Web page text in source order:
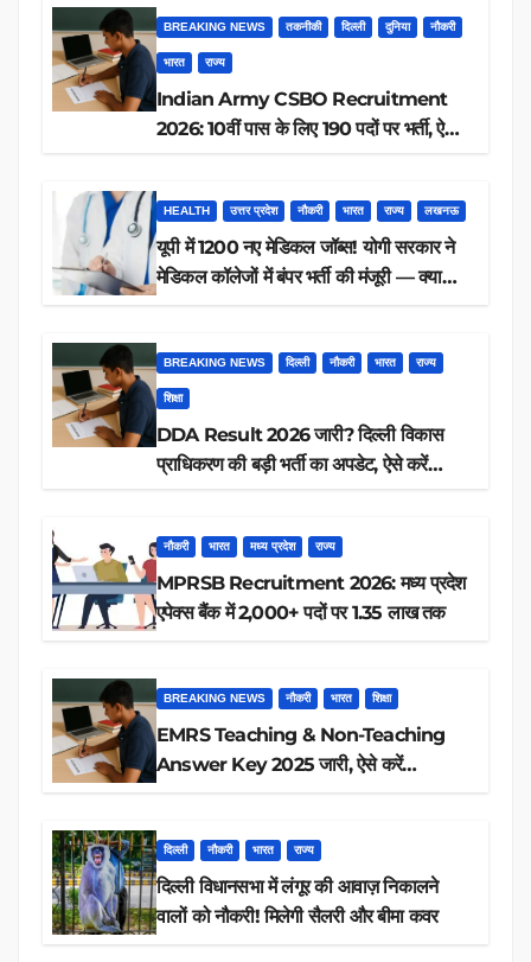
BREAKING NEWS तकनीकी दिल्ली दुनिया नौकरी
भारत राज्य
Indian Army CSBO Recruitment
2026: 10वीं पास के लिए 190 पदों पर भर्ती, ऐसे
HEALTH उत्तर प्रदेश नौकरी भारत राज्य लखनऊ
यूपी में 1200 नए मेडिकल जॉब्स! योगी सरकार ने
मेडिकल कॉलेजों में बंपर भर्ती की मंजूरी — क्या
BREAKING NEWS दिल्ली नौकरी भारत राज्य
शिक्षा
DDA Result 2026 जारी? दिल्ली विकास
प्राधिकरण की बड़ी भर्ती का अपडेट, ऐसे करें
नौकरी भारत मध्य प्रदेश राज्य
MPRSB Recruitment 2026: मध्य प्रदेश
एपेक्स बैंक में 2,000+ पदों पर 1.35 लाख तक
BREAKING NEWS नौकरी भारत शिक्षा
EMRS Teaching & Non-Teaching
Answer Key 2025 जारी, ऐसे करें
दिल्ली नौकरी भारत राज्य
दिल्ली विधानसभा में लंगूर की आवाज़ निकालने
वालों को नौकरी! मिलेगी सैलरी और बीमा कवर